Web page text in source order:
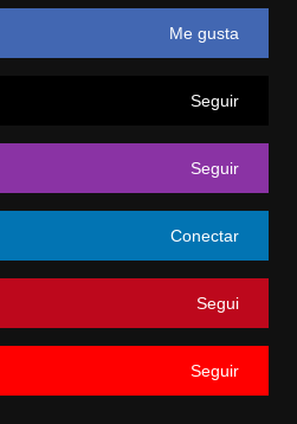
Me gusta
Seguir
Seguir
Conectar
Segui
Seguir